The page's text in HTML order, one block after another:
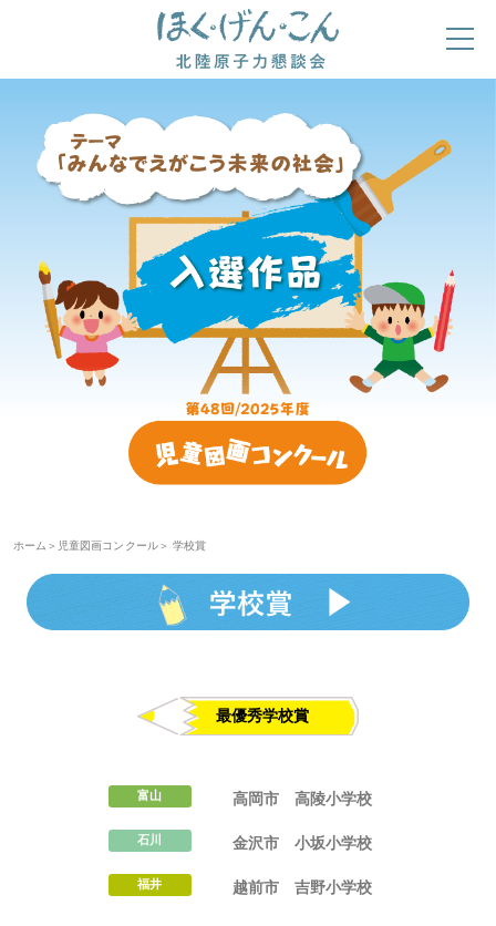
ほくげんこんの自己紹介
ほくげんこんシアター
ホーム ＞ 児童図画コンクール＞ 学校賞
富山 高岡市 高陵小学校
石川 金沢市 小坂小学校
福井 越前市 吉野小学校